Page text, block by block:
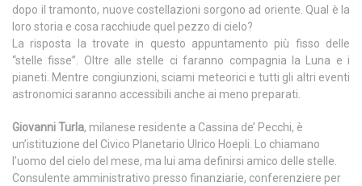
dopo il tramonto, nuove costellazioni sorgono ad oriente. Qual è la
loro storia e cosa racchiude quel pezzo di cielo?
La risposta la trovate in questo appuntamento più fisso delle
“stelle fisse”. Oltre alle stelle ci faranno compagnia la Luna e i
pianeti. Mentre congiunzioni, sciami meteorici e tutti gli altri eventi
astronomici saranno accessibili anche ai meno preparati.
Giovanni Turla, milanese residente a Cassina de’ Pecchi, è
un’istituzione del Civico Planetario Ulrico Hoepli. Lo chiamano
l’uomo del cielo del mese, ma lui ama definirsi amico delle stelle.
Consulente amministrativo presso finanziarie, conferenziere per